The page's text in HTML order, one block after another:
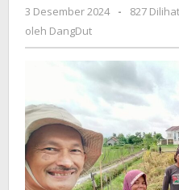
3 Desember 2024
oleh
-
827 Dilihat
oleh DangDut